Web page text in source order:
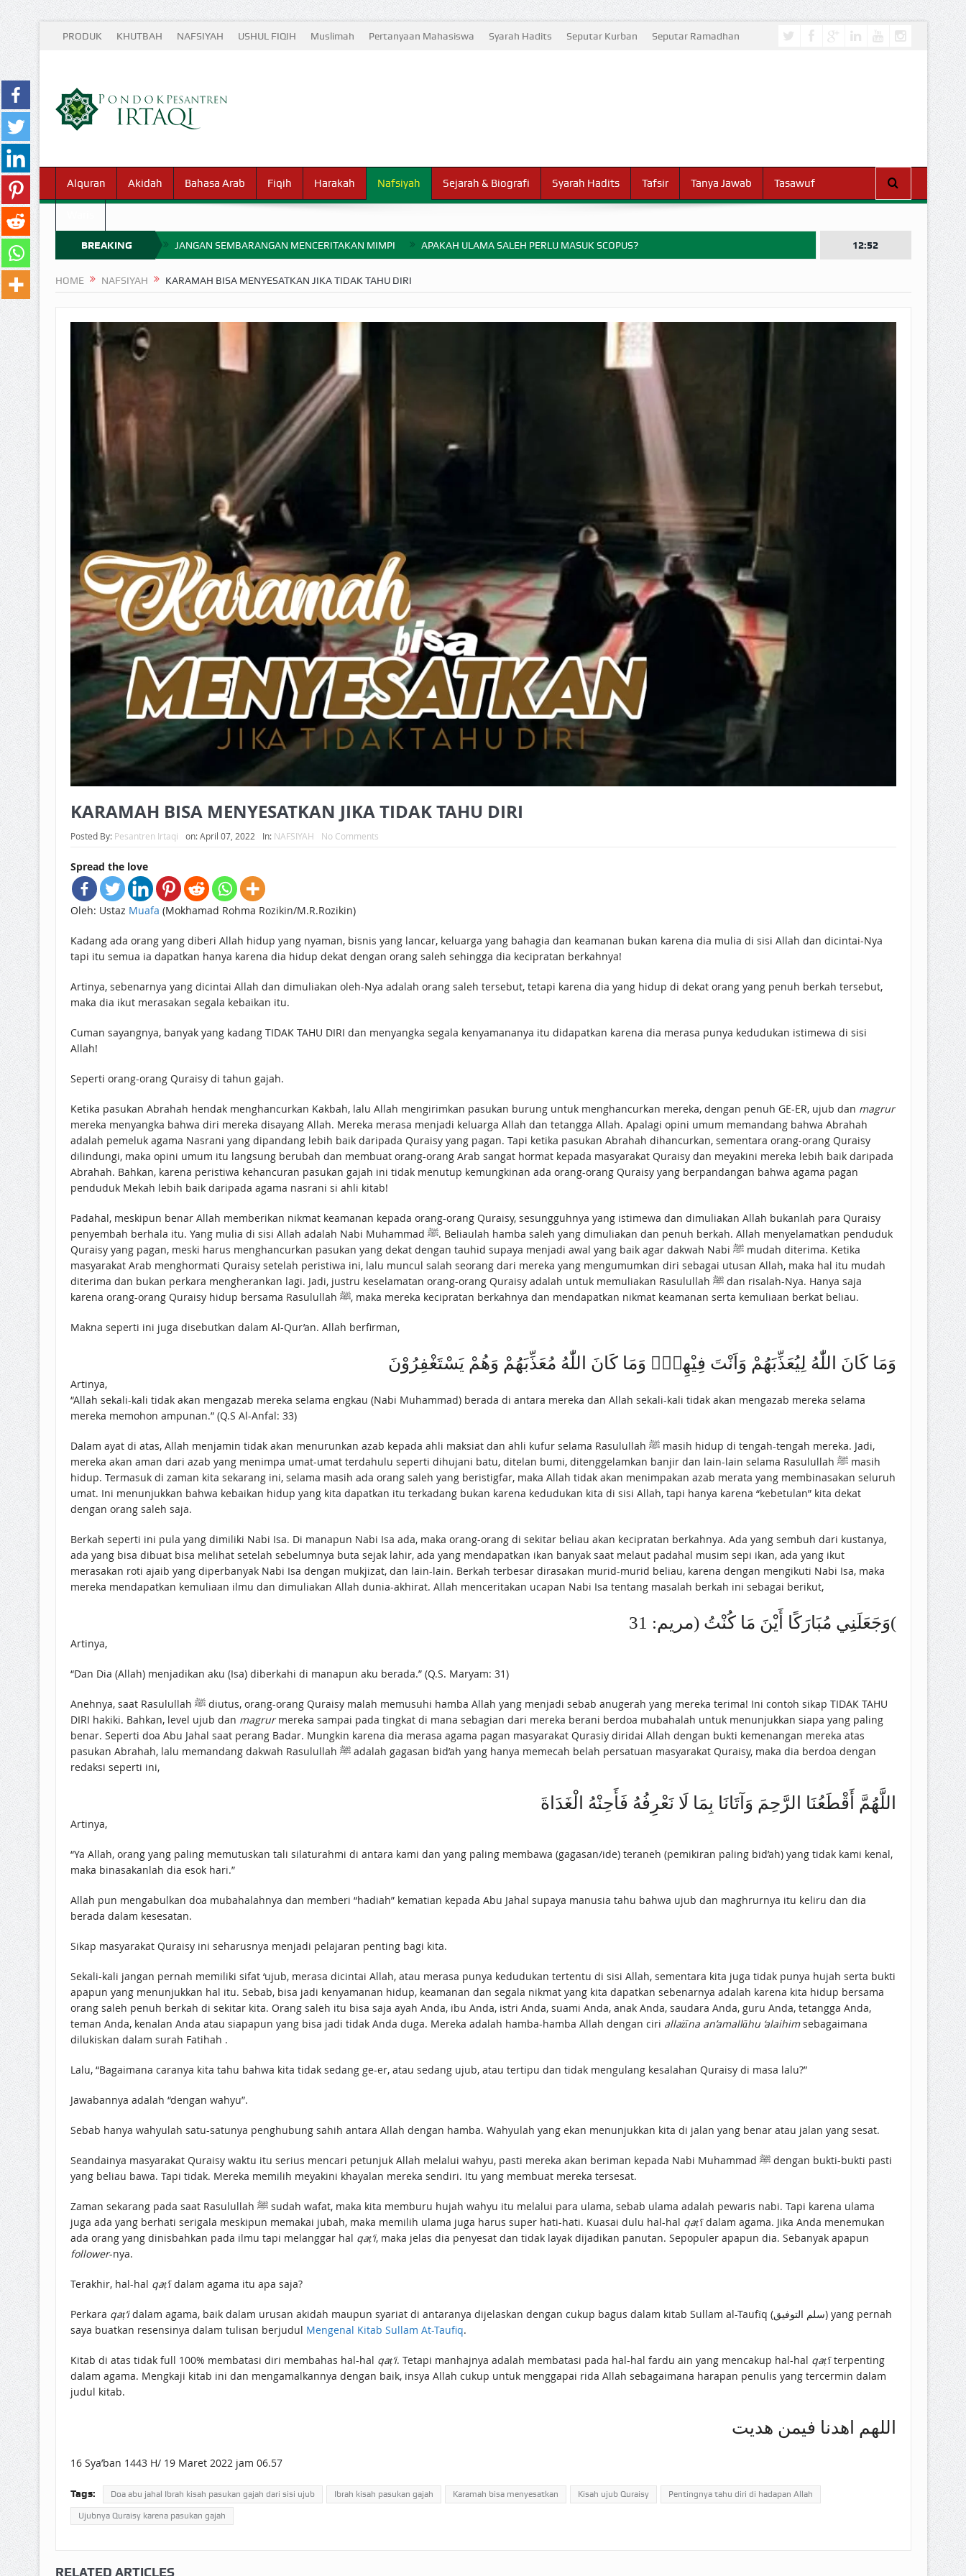
PRODUK KHUTBAH NAFSIYAH USHUL FIQIH Muslimah Pertanyaan Mahasiswa Syarah Hadits Seputar Kurban Seputar Ramadhan
Alquran Akidah Bahasa Arab Fiqih Harakah Nafsiyah Sejarah & Biografi Syarah Hadits Tafsir Tanya Jawab Tasawuf
BREAKING
NEWS
JANGAN SEMBARANGAN MENCERITAKAN MIMPI APAKAH ULAMA SALEH PERLU MASUK SCOPUS?
BAGAIMANA CARA MEMBAYAR ZAKAT UANG? UANG HARAM BISA MENJADI HALAL JIKA SEBAB KEPEMILIKANNYA BERUBAH
ISTIDLAL BATIL VS ISTIDLAL SYAR’I HUKUM MEMBAYAR ZAKAT DENGAN CARA MENGANGSUR
HUKUM MEMBAYAR ZAKAT KEPADA KERABAT SENDIRI
12:52
HOME NAFSIYAH KARAMAH BISA MENYESATKAN JIKA TIDAK TAHU DIRI
KARAMAH BISA MENYESATKAN JIKA TIDAK TAHU DIRI
Posted By: Pesantren Irtaqi on:April 07, 2022 In: NAFSIYAH No Comments
Spread the love
Oleh: Ustaz Muafa (Mokhamad Rohma Rozikin/M.R.Rozikin)
Kadang ada orang yang diberi Allah hidup yang nyaman, bisnis yang lancar, keluarga yang bahagia dan keamanan bukan karena dia mulia di sisi Allah dan dicintai-Nya
tapi itu semua ia dapatkan hanya karena dia hidup dekat dengan orang saleh sehingga dia kecipratan berkahnya!
Artinya, sebenarnya yang dicintai Allah dan dimuliakan oleh-Nya adalah orang saleh tersebut, tetapi karena dia yang hidup di dekat orang yang penuh berkah tersebut,
maka dia ikut merasakan segala kebaikan itu.
Cuman sayangnya, banyak yang kadang TIDAK TAHU DIRI dan menyangka segala kenyamananya itu didapatkan karena dia merasa punya kedudukan istimewa di sisi
Allah!
Seperti orang-orang Quraisy di tahun gajah.
Ketika pasukan Abrahah hendak menghancurkan Kakbah, lalu Allah mengirimkan pasukan burung untuk menghancurkan mereka, dengan penuh GE-ER, ujub dan magrur
mereka menyangka bahwa diri mereka disayang Allah. Mereka merasa menjadi keluarga Allah dan tetangga Allah. Apalagi opini umum memandang bahwa Abrahah
adalah pemeluk agama Nasrani yang dipandang lebih baik daripada Quraisy yang pagan. Tapi ketika pasukan Abrahah dihancurkan, sementara orang-orang Quraisy
dilindungi, maka opini umum itu langsung berubah dan membuat orang-orang Arab sangat hormat kepada masyarakat Quraisy dan meyakini mereka lebih baik daripada
Abrahah. Bahkan, karena peristiwa kehancuran pasukan gajah ini tidak menutup kemungkinan ada orang-orang Quraisy yang berpandangan bahwa agama pagan
penduduk Mekah lebih baik daripada agama nasrani si ahli kitab!
Padahal, meskipun benar Allah memberikan nikmat keamanan kepada orang-orang Quraisy, sesungguhnya yang istimewa dan dimuliakan Allah bukanlah para Quraisy
penyembah berhala itu. Yang mulia di sisi Allah adalah Nabi Muhammad ﷺ. Beliaulah hamba saleh yang dimuliakan dan penuh berkah. Allah menyelamatkan penduduk
Quraisy yang pagan, meski harus menghancurkan pasukan yang dekat dengan tauhid supaya menjadi awal yang baik agar dakwah Nabi ﷺ mudah diterima. Ketika
masyarakat Arab menghormati Quraisy setelah peristiwa ini, lalu muncul salah seorang dari mereka yang mengumumkan diri sebagai utusan Allah, maka hal itu mudah
diterima dan bukan perkara mengherankan lagi. Jadi, justru keselamatan orang-orang Quraisy adalah untuk memuliakan Rasulullah ﷺ dan risalah-Nya. Hanya saja
karena orang-orang Quraisy hidup bersama Rasulullah ﷺ, maka mereka kecipratan berkahnya dan mendapatkan nikmat keamanan serta kemuliaan berkat beliau.
Makna seperti ini juga disebutkan dalam Al-Qur’an. Allah berfirman,
وَمَا كَانَ اللّٰهُ لِيُعَذِّبَهُمْ وَاَنْتَ فِيْهِمْۚ وَمَا كَانَ اللّٰهُ مُعَذِّبَهُمْ وَهُمْ يَسْتَغْفِرُوْنَ
Artinya,
“Allah sekali-kali tidak akan mengazab mereka selama engkau (Nabi Muhammad) berada di antara mereka dan Allah sekali-kali tidak akan mengazab mereka selama
mereka memohon ampunan.” (Q.S Al-Anfal: 33)
Dalam ayat di atas, Allah menjamin tidak akan menurunkan azab kepada ahli maksiat dan ahli kufur selama Rasulullah ﷺ masih hidup di tengah-tengah mereka. Jadi,
mereka akan aman dari azab yang menimpa umat-umat terdahulu seperti dihujani batu, ditelan bumi, ditenggelamkan banjir dan lain-lain selama Rasulullah ﷺ masih
hidup. Termasuk di zaman kita sekarang ini, selama masih ada orang saleh yang beristigfar, maka Allah tidak akan menimpakan azab merata yang membinasakan seluruh
umat. Ini menunjukkan bahwa kebaikan hidup yang kita dapatkan itu terkadang bukan karena kedudukan kita di sisi Allah, tapi hanya karena “kebetulan” kita dekat
dengan orang saleh saja.
Berkah seperti ini pula yang dimiliki Nabi Isa. Di manapun Nabi Isa ada, maka orang-orang di sekitar beliau akan kecipratan berkahnya. Ada yang sembuh dari kustanya,
ada yang bisa dibuat bisa melihat setelah sebelumnya buta sejak lahir, ada yang mendapatkan ikan banyak saat melaut padahal musim sepi ikan, ada yang ikut
merasakan roti ajaib yang diperbanyak Nabi Isa dengan mukjizat, dan lain-lain. Berkah terbesar dirasakan murid-murid beliau, karena dengan mengikuti Nabi Isa, maka
mereka mendapatkan kemuliaan ilmu dan dimuliakan Allah dunia-akhirat. Allah menceritakan ucapan Nabi Isa tentang masalah berkah ini sebagai berikut,
وَجَعَلَنِي ‌مُبَارَكًا أَيْنَ مَا كُنْتُ (مريم: 31(
Artinya,
“Dan Dia (Allah) menjadikan aku (Isa) diberkahi di manapun aku berada.” (Q.S. Maryam: 31)
Anehnya, saat Rasulullah ﷺ diutus, orang-orang Quraisy malah memusuhi hamba Allah yang menjadi sebab anugerah yang mereka terima! Ini contoh sikap TIDAK TAHU
DIRI hakiki. Bahkan, level ujub dan magrurmereka sampai pada tingkat di mana sebagian dari mereka berani berdoa mubahalah untuk menunjukkan siapa yang paling
benar. Seperti doa Abu Jahal saat perang Badar. Mungkin karena dia merasa agama pagan masyarakat Qurasiy diridai Allah dengan bukti kemenangan mereka atas
pasukan Abrahah, lalu memandang dakwah Rasulullah ﷺ adalah gagasan bid’ah yang hanya memecah belah persatuan masyarakat Quraisy, maka dia berdoa dengan
redaksi seperti ini,
اللَّهُمَّ أَقْطَعُنَا الرَّحِمَ وَآتَانَا بِمَا لَا نَعْرِفُهُ فَأَحِنْهُ الْغَدَاةَ
Artinya,
“Ya Allah, orang yang paling memutuskan tali silaturahmi di antara kami dan yang paling membawa (gagasan/ide) teraneh (pemikiran paling bid’ah) yang tidak kami kenal,
maka binasakanlah dia esok hari.”
Allah pun mengabulkan doa mubahalahnya dan memberi “hadiah” kematian kepada Abu Jahal supaya manusia tahu bahwa ujub dan maghrurnya itu keliru dan dia
berada dalam kesesatan.
Sikap masyarakat Quraisy ini seharusnya menjadi pelajaran penting bagi kita.
Sekali-kali jangan pernah memiliki sifat ‘ujub, merasa dicintai Allah, atau merasa punya kedudukan tertentu di sisi Allah, sementara kita juga tidak punya hujah serta bukti
apapun yang menunjukkan hal itu. Sebab, bisa jadi kenyamanan hidup, keamanan dan segala nikmat yang kita dapatkan sebenarnya adalah karena kita hidup bersama
orang saleh penuh berkah di sekitar kita. Orang saleh itu bisa saja ayah Anda, ibu Anda, istri Anda, suami Anda, anak Anda, saudara Anda, guru Anda, tetangga Anda,
teman Anda, kenalan Anda atau siapapun yang bisa jadi tidak Anda duga. Mereka adalah hamba-hamba Allah dengan ciri allażīna an’amallāhu ‘alaihimsebagaimana
dilukiskan dalam surah Fatihah .
Lalu, “Bagaimana caranya kita tahu bahwa kita tidak sedang ge-er, atau sedang ujub, atau tertipu dan tidak mengulang kesalahan Quraisy di masa lalu?”
Jawabannya adalah “dengan wahyu”.
Sebab hanya wahyulah satu-satunya penghubung sahih antara Allah dengan hamba. Wahyulah yang ekan menunjukkan kita di jalan yang benar atau jalan yang sesat.
Seandainya masyarakat Quraisy waktu itu serius mencari petunjuk Allah melalui wahyu, pasti mereka akan beriman kepada Nabi Muhammad ﷺ dengan bukti-bukti pasti
yang beliau bawa. Tapi tidak. Mereka memilih meyakini khayalan mereka sendiri. Itu yang membuat mereka tersesat.
Zaman sekarang pada saat Rasulullah ﷺ sudah wafat, maka kita memburu hujah wahyu itu melalui para ulama, sebab ulama adalah pewaris nabi. Tapi karena ulama
juga ada yang berhati serigala meskipun memakai jubah, maka memilih ulama juga harus super hati-hati. Kuasai dulu hal-hal qaṭ’īdalam agama. Jika Anda menemukan
ada orang yang dinisbahkan pada ilmu tapi melanggar hal qaṭ‘i, maka jelas dia penyesat dan tidak layak dijadikan panutan. Sepopuler apapun dia. Sebanyak apapun
follower-nya.
Terakhir, hal-hal qaṭ‘īdalam agama itu apa saja?
Perkara qaṭ‘idalam agama, baik dalam urusan akidah maupun syariat di antaranya dijelaskan dengan cukup bagus dalam kitab Sullam al-Taufīq (سلم التوفيق) yang pernah
saya buatkan resensinya dalam tulisan berjudul Mengenal Kitab Sullam At-Taufiq.
Kitab di atas tidak full 100% membatasi diri membahas hal-hal qaṭ‘i. Tetapi manhajnya adalah membatasi pada hal-hal fardu ain yang mencakup hal-hal qaṭ’īterpenting
dalam agama. Mengkaji kitab ini dan mengamalkannya dengan baik, insya Allah cukup untuk menggapai rida Allah sebagaimana harapan penulis yang tercermin dalam
judul kitab.
اللهم اهدنا فيمن هديت
16 Sya’ban 1443 H/ 19 Maret 2022 jam 06.57
Tags: Doa abu jahal Ibrah kisah pasukan gajah dari sisi ujub Ibrah kisah pasukan gajah Karamah bisa menyesatkan Kisah ujub Quraisy Pentingnya tahu diri di hadapan Allah
Ujubnya Quraisy karena pasukan gajah
RELATED ARTICLES